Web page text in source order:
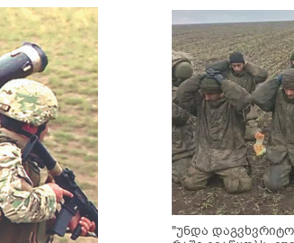
"უნდა